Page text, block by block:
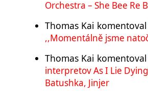
Orchestra – She Bee Re
Thomas Kai komentoval
,,Momentálně jsme
Thomas Kai komentoval
interpretov As I Lie
Batushka, Jinjer